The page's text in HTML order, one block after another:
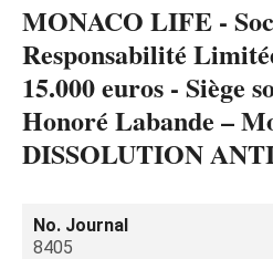
MONACO LIFE -
Responsabilité
15.000 euros - Siège
Honoré Labande –
DISSOLUTION
No. Journal
8405